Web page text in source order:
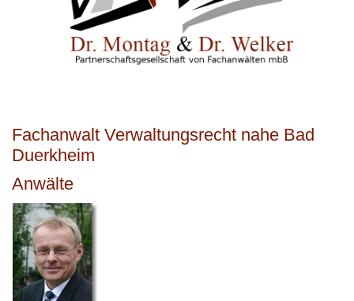
Fachanwalt Verwaltungsrecht nahe Bad
Duerkheim
Anwälte